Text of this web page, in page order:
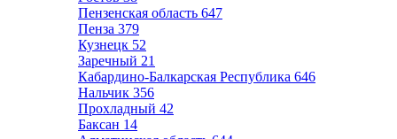
Пензенская область 647
Пенза 379
Кузнецк 52
Заречный 21
Кабардино-Балкарская Республика 646
Нальчик 356
Прохладный 42
Баксан 14